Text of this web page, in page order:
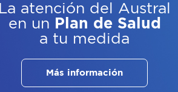
La atención del Austral
en un Plan de Salud
a tu medida
Más información